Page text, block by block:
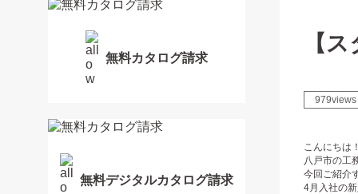
無料カタログ請求
無料デジタルカタログ請求
【
979views
こんにちは！
八戸市の工
今回ご紹介
4月入社の